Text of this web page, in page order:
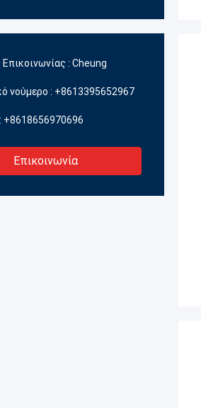
: Cheung
νούμερο : +8613395652967
+8618656970696
Επικοινωνία